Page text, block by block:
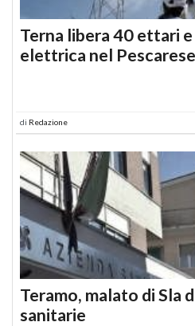
Terna libera 40 ettari
elettrica nel Pescarese
di Redazione
Teramo, malato di Sla
sanitarie